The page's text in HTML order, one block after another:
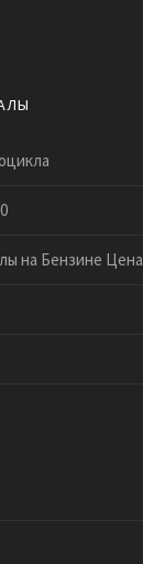
на Бензине Цена